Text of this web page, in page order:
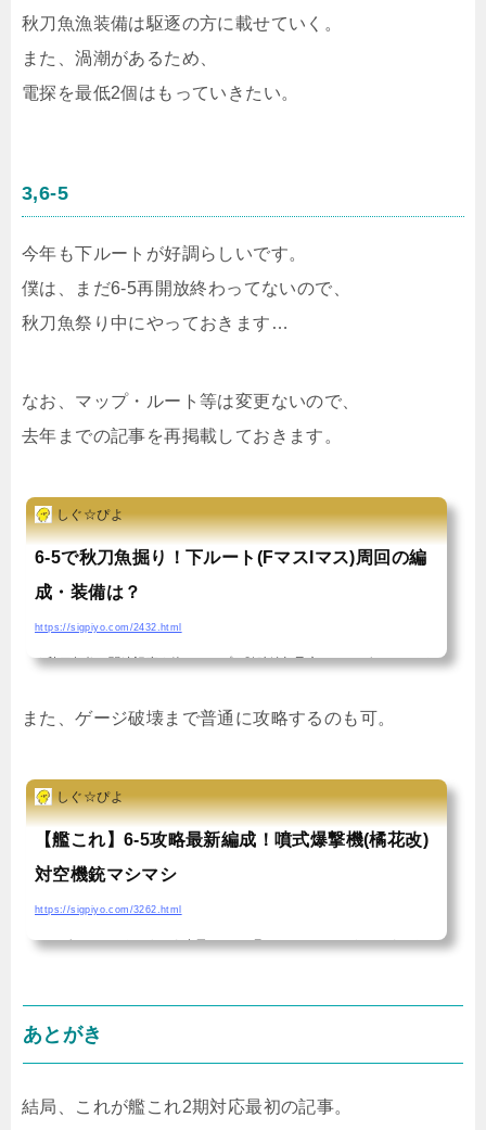
秋刀魚漁装備は駆逐の方に載せていく。
また、渦潮があるため、
電探を最低2個はもっていきたい。
3,6-5
今年も下ルートが好調らしいです。
僕は、まだ6-5再開放終わってないので、
秋刀魚祭り中にやっておきます…
なお、マップ・ルート等は変更ないので、
去年までの記事を再掲載しておきます。
しぐ☆ぴよ
6-5で秋刀魚掘り！下ルート(FマスIマス)周回の編
成・装備は？
https://sigpiyo.com/2432.html
★秋刀魚祭り関連記事★他のマップ（随時追加予定） こんばんは、しぐ
う少しやりたいです。当初6-5はゲージ破壊後行く価値なしと判断してい
たのですが、編成次第ではそうでも無かったり？6-5で秋刀魚集めるなら
下ルート！固定用編成は？まず、6-5に繰り返し秋刀魚集めで出撃するな
ら、おすすめするのは下ルートです！上ル...
また、ゲージ破壊まで普通に攻略するのも可。
しぐ☆ぴよ
【艦これ】6-5攻略最新編成！噴式爆撃機(橘花改)
対空機銃マシマシ
https://sigpiyo.com/3262.html
こんばんは、しぐぴよです今日は、2ヶ月ぶりに5-5と6-5をやりました！
が、改めて別の記事として防空(秋月砲・機銃etc)や噴式強襲爆撃機に特
一歩近づいたかも！まず、前回の記事について振り返る。まぁ、当日に6
あとがき
結局、これが艦これ2期対応最初の記事。